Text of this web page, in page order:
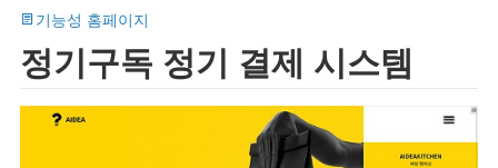
기능성 홈페이지
정기구독 정기 결제 시스템